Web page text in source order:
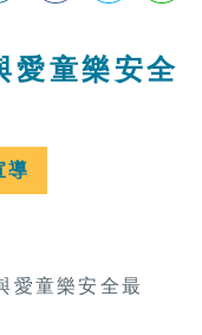
愛童樂安全
導
愛童樂安全最